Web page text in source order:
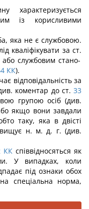
характеризується
із корисливими
яка не є службовою.
кваліфікувати за ст.
службовим стано­
КК).
відповідальність за
коментар до ст. 33
групою осіб (див.
якщо вони завдали
таку, яка в двісті
н. м. д. г. (див.
КК співвідносяться як
У випадках, коли
під ознаки обох
спеціальна норма,